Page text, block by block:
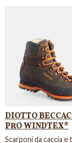
DIOTTO
PRO WINDTEX®
Scarponi da caccia e